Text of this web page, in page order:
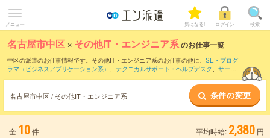
メニュー 気になる! ログイン 検索
名古屋市中区 × その他IT・エンジニア系のお仕事一覧
中区の派遣のお仕事情報です。その他IT・エンジニア系のお仕事の他に、 SE・プログ
ラマ（ビジネスアプリケーション系） 、 テクニカルサポート・ヘルプデスク 、 サー
などのこだわり条件で絞り込んでいただけます。
名古屋市中区 / その他IT・エンジニア系 条件の変更
全 10件 平均時給: 2,380 円